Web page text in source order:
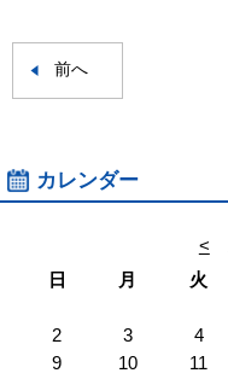
前へ
カレンダー
<
日
月 火
2
3 4
9
10 11